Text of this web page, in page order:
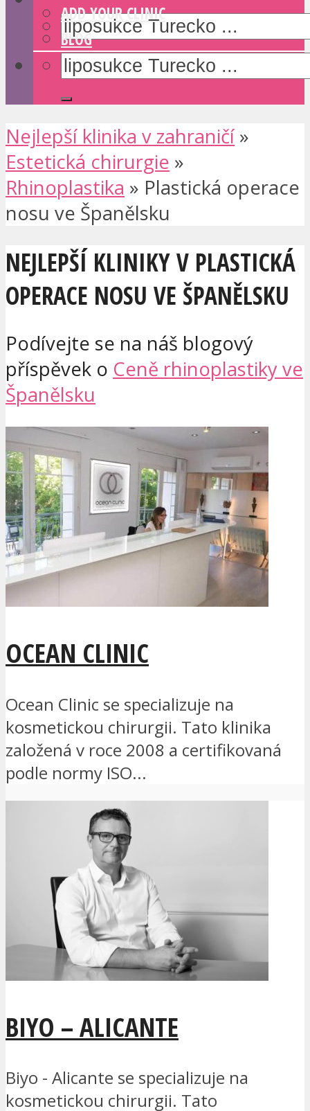
ADD YOUR CLINIC
BLOG
Nejlepší klinika v zahraničí »
Estetická chirurgie »
Rhinoplastika » Plastická operace
nosu ve Španělsku
NEJLEPŠÍ KLINIKY V PLASTICKÁ
OPERACE NOSU VE ŠPANĚLSKU
Podívejte se na náš blogový
příspěvek o Ceně rhinoplastiky ve
Španělsku
OCEAN CLINIC
Ocean Clinic se specializuje na
kosmetickou chirurgii. Tato klinika
založená v roce 2008 a certifikovaná
podle normy ISO...
BIYO – ALICANTE
Biyo - Alicante se specializuje na
kosmetickou chirurgii. Tato